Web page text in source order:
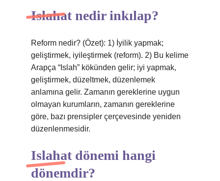
Islahat nedir inkılap?
Reform nedir? (Özet): 1) İyilik yapmak;
geliştirmek, iyileştirmek (reform). 2) Bu kelime
Arapça “Islah” kökünden gelir; iyi yapmak,
geliştirmek, düzeltmek, düzenlemek
anlamına gelir. Zamanın gereklerine uygun
olmayan kurumların, zamanın gereklerine
göre, bazı prensipler çerçevesinde yeniden
düzenlenmesidir.
Islahat dönemi hangi
dönemdir?